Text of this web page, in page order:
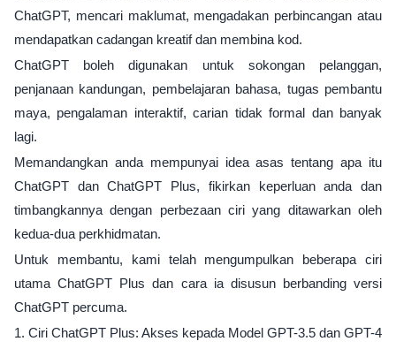
ChatGPT, mencari maklumat, mengadakan perbincangan atau
mendapatkan cadangan kreatif dan membina kod.
ChatGPT boleh digunakan untuk sokongan pelanggan,
penjanaan kandungan, pembelajaran bahasa, tugas pembantu
maya, pengalaman interaktif, carian tidak formal dan banyak
lagi.
Memandangkan anda mempunyai idea asas tentang apa itu
ChatGPT dan ChatGPT Plus, fikirkan keperluan anda dan
timbangkannya dengan perbezaan ciri yang ditawarkan oleh
kedua-dua perkhidmatan.
Untuk membantu, kami telah mengumpulkan beberapa ciri
utama ChatGPT Plus dan cara ia disusun berbanding versi
ChatGPT percuma.
1. Ciri ChatGPT Plus: Akses kepada Model GPT-3.5 dan GPT-4